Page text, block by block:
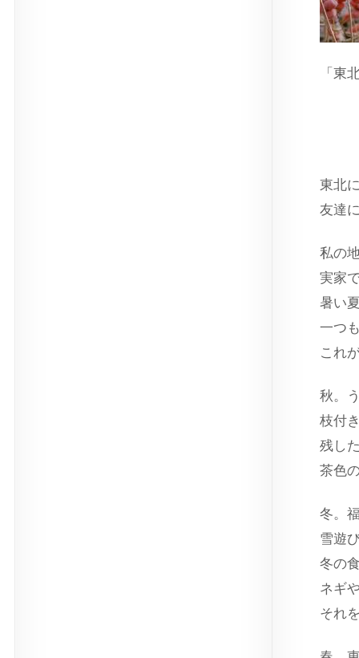
「東
東北
友達
私の
実家
暑い
一つ
これ
秋。
枝付
残し
茶色
冬。
雪遊
冬の
ネギ
それ